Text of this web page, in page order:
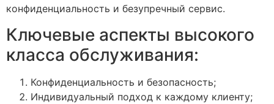
конфиденциальность и безупречный сервис.
Ключевые аспекты высокого
класса обслуживания:
Конфиденциальность и безопасность;
Индивидуальный подход к каждому клиенту;